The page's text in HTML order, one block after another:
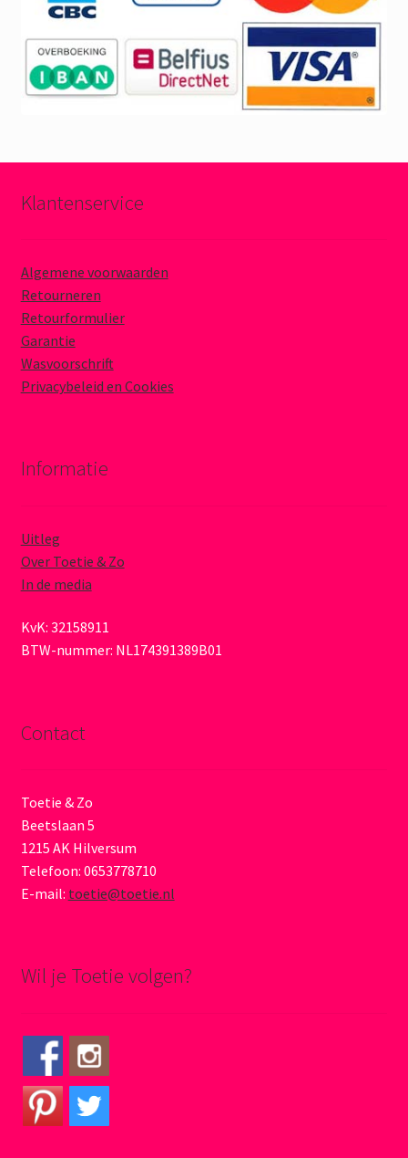
Klantenservice
Algemene voorwaarden
Retourneren
Retourformulier
Garantie
Wasvoorschrift
Privacybeleid en Cookies
Informatie
Uitleg
Over Toetie & Zo
In de media
KvK: 32158911
BTW-nummer: NL174391389B01
Contact
Toetie & Zo
Beetslaan 5
1215 AK Hilversum
Telefoon: 0653778710
E-mail: toetie@toetie.nl
Wil je Toetie volgen?